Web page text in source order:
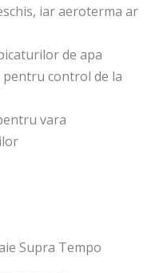
iar aeroterma ar
de apa
pentru control de la
vara
Supra Tempo